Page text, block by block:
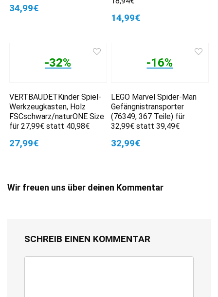
34,99€
14,99€
-32%
VERTBAUDETKinder Spiel-
Werkzeugkasten, Holz
FSCschwarz/naturONE Size
für 27,99€ statt 40,98€
27,99€
-16%
LEGO Marvel Spider-Man
Gefängnistransporter
(76349, 367 Teile) für
32,99€ statt 39,49€
32,99€
Wir freuen uns über deinen Kommentar
SCHREIB EINEN KOMMENTAR